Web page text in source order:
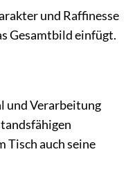
und Raffinesse
Gesamtbild einfügt.
und Verarbeitung
Tisch auch seine